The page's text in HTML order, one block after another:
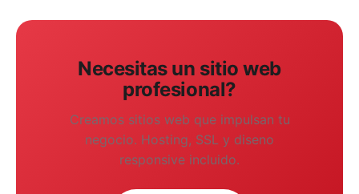
Necesitas un sitio web
profesional?
Creamos sitios web que impulsan tu
negocio. Hosting, SSL y diseno
responsive incluido.